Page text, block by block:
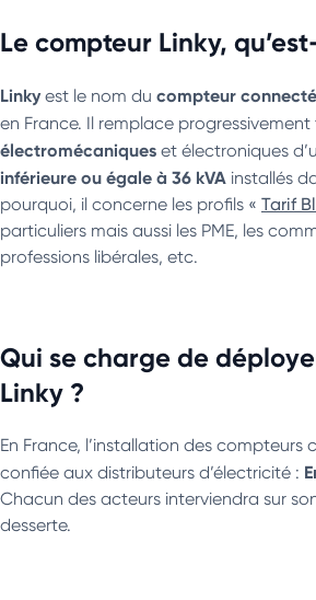
Le compteur Linky,
Linkyest le nom du compteur connecté
en France. Il remplace progressivement
électromécaniques et électroniques
inférieure ou égale à 36 kVA installés
pourquoi, il concerne les profils « Tarif
particuliers mais aussi les PME, les
professions libérales, etc.
Qui se charge de
Linky ?
En France, l’installation des compteurs
confiée aux distributeurs d’électricité :
Chacun des acteurs interviendra sur
desserte.